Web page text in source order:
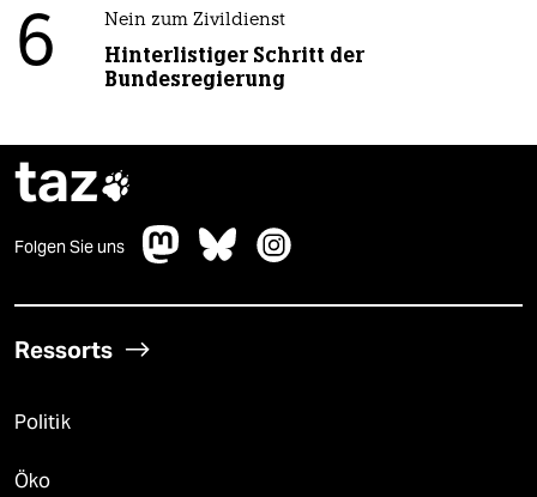
6 Nein zum Zivildienst
Hinterlistiger Schritt der
Bundesregierung
taz
Folgen Sie uns
Ressorts
Politik
Öko